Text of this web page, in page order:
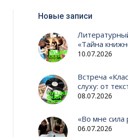
Новые записи
«Тайна
10.07.2026
Встреча
слуху: от
08.07.2026
«Во мне сила
06.07.2026